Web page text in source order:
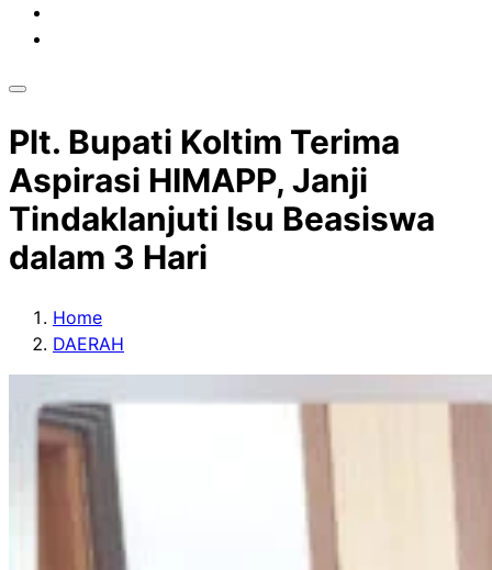
Plt. Bupati Koltim Terima
Aspirasi HIMAPP, Janji
Tindaklanjuti Isu Beasiswa
dalam 3 Hari
Home
DAERAH